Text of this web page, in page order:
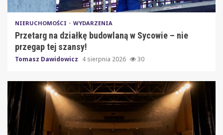
NIERUCHOMOŚCI WYDARZENIA
Przetarg na działkę budowlaną w Sycowie – nie
przegap tej szansy!
Tomasz Dawidowicz 4 sierpnia 2026 30